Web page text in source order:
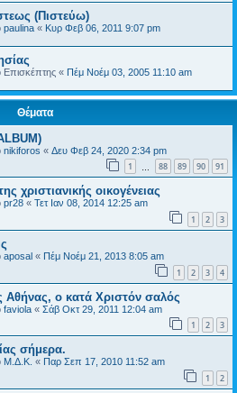
(Πιστεύω)
paulina « Κυρ Φεβ 06, 2011 9:07 pm
Επισκέπτης « Πέμ Νοέμ 03, 2005 11:10 am
Θέματα
nikiforos « Δευ Φεβ 24, 2020 2:34 pm
1 88 89 90 91
χριστιανικής οικογένειας
pr28 « Τετ Ιαν 08, 2014 12:25 am
1 2 3
aposal « Πέμ Νοέμ 21, 2013 8:05 am
1 2 3 4
Αθήνας, ο κατά Χριστόν σαλός
faviola « Σάβ Οκτ 29, 2011 12:04 am
1 2 3
σήμερα.
Μ.Δ.Κ. « Παρ Σεπ 17, 2010 11:52 am
1 2